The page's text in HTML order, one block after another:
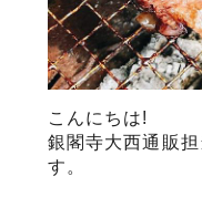
サステナブル・和牛
（熟）
こんにちは!
銀閣寺大西通販
す。